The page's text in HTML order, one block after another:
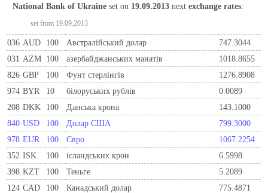
National Bank of Ukraine set on 19.09.2013 nextexchange rates:
set from 19.09.2013
036 AUD 100 Австралійський долар
747.3044
031 AZM 100 азербайджанських манатів
1018.8655
826 GBP 100 Фунт стерлінгів
1276.8908
974 BYR 10 білоруських рублів
0.0089
208 DKK 100 Данська крона
143.1000
840 USD 100 Долар США
799.3000
978 EUR 100 Євро
1067.2254
352 ISK 100 ісландських крон
6.5998
398 KZT 100 Теньге
5.2089
124 CAD 100 Канадський долар
775.4871